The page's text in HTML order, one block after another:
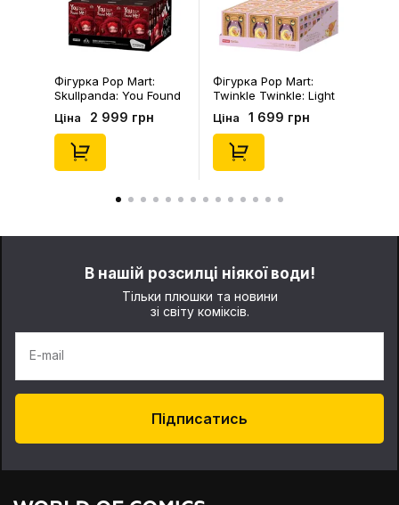
Фігурка Pop Mart:
Skullpanda: You Found
Me!: Plush Doll Pendant
Series (Blind Box: 1 з
10) (Secret Edition),
(29347)
Ціна 2 999 грн
Фігурка Pop Mart:
Twinkle Twinkle: Light
Up: Scene Sets Series
(Blind Box: 1 з 10)
(Secret Edition),
(21372)
Ціна 1 699 грн
В нашій розсилці ніякої води!
Тільки плюшки та новини
зі світу коміксів.
E-mail
Підписатись